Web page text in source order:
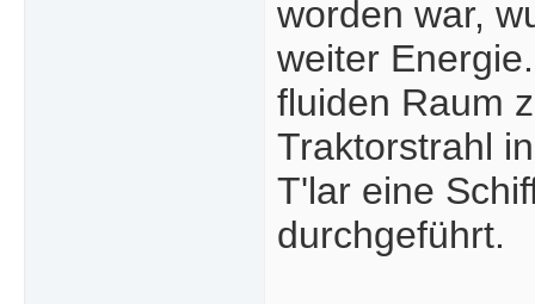
worden war,
weiter
fluiden Raum
Traktorstrahl
T'lar eine
durchgeführt.